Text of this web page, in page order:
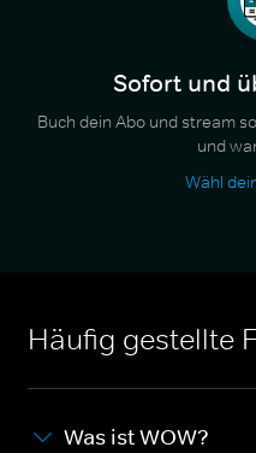
Sofort und
Buch dein Abo und stream
und
Wähl
Häufig gestellte
Was ist WOW?